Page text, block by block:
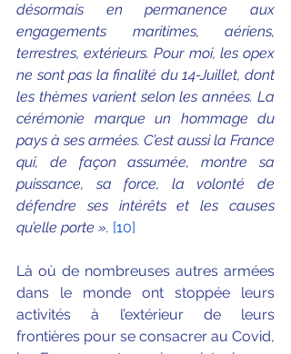
désormais en permanence aux
engagements maritimes, aériens,
terrestres, extérieurs. Pour moi, les opex
ne sont pas la finalité du 14-Juillet, dont
les thèmes varient selon les années. La
cérémonie marque un hommage du
pays à ses armées. C’est aussi la France
qui, de façon assumée, montre sa
puissance, sa force, la volonté de
défendre ses intérêts et les causes
qu’elle porte ». [10]
Là où de nombreuses autres armées
dans le monde ont stoppée leurs
activités à l’extérieur de leurs
frontières pour se consacrer au Covid,